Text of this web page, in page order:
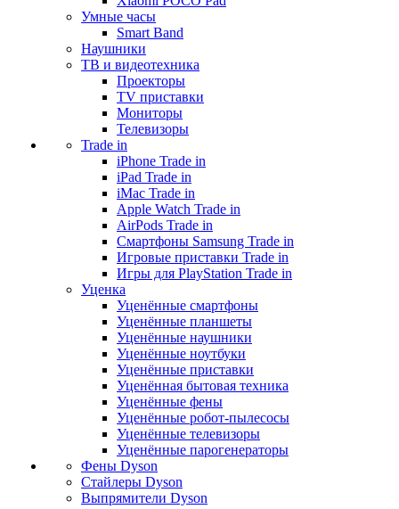
Умные часы
Smart Band
Наушники
ТВ и видеотехника
Проекторы
TV приставки
Мониторы
Телевизоры
Trade in
iPhone Trade in
iPad Trade in
iMac Trade in
Apple Watch Trade in
AirPods Trade in
Смартфоны Samsung Trade in
Игровые приставки Trade in
Игры для PlayStation Trade in
Уценка
Уценённые смартфоны
Уценённые планшеты
Уценённые наушники
Уценённые ноутбуки
Уценённые приставки
Уценённая бытовая техника
Уценённые фены
Уценённые робот-пылесосы
Уценённые телевизоры
Уценённые парогенераторы
Фены Dyson
Стайлеры Dyson
Выпрямители Dyson